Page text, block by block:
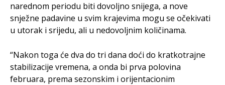
narednom periodu biti dovoljno snijega, a nove
snježne padavine u svim krajevima mogu se očekivati
u utorak i srijedu, ali u nedovoljnim količinama.
“Nakon toga će dva do tri dana doći do kratkotrajne
stabilizacije vremena, a onda bi prva polovina
februara, prema sezonskim i orijentacionim